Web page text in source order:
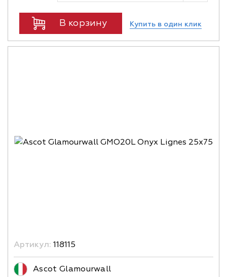
В корзину Купить в один клик
Артикул: 118115
Ascot Glamourwall